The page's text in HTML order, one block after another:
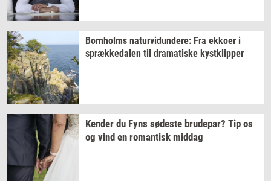
Born­holms na­tur­vi­dun­de­re: Fra ek­ko­er i
spræk­ke­da­len til dra­ma­ti­ske kyst­klip­per
Ken­der du Fyns sø­de­ste bru­de­par? Tip os
og vind en ro­man­tisk mid­dag